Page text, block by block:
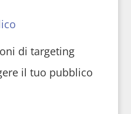
di targeting
il tuo pubblico